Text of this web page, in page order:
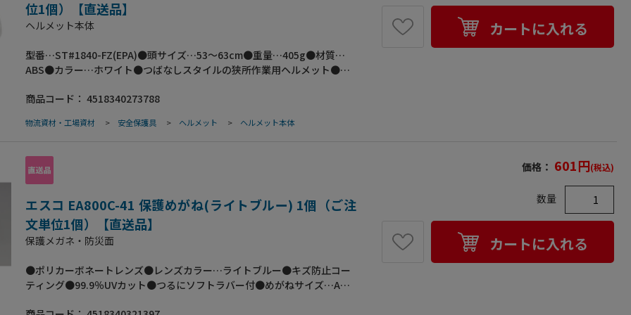
が使用可能です｡
位1個）【直送品】
ヘルメット本体
型番…ST#1840-FZ(EPA)●頭サイズ…53～63cm●重量…405g●材質…
ABS●カラー…ホワイト●つばなしスタイルの狭所作業用ヘルメット●ひ
視界を確保●二層構造により大きな通気孔面積を実現●高機能ヘッドバン
います。（2023/10/121157）
商品コード： 4518340273788
物流資材・工場資材 > 安全保護具 > ヘルメット > ヘルメット本体
カートに入れる
エスコ EA800C-41 保護めがね(ライトブルー) 1個（ご注
文単位1個）【直送品】
保護メガネ・防災面
●ポリカーボネートレンズ●レンズカラー…ライトブルー●キズ防止コー
ティング●99.9％UVカット●つるにソフトラバー付●めがねサイズ…A：
価格： 601円(税込)
数量
カートに入れる